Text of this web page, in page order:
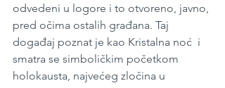
odvedeni u logore i to otvoreno, javno,
pred očima ostalih građana. Taj
događaj poznat je kao Kristalna noć  i
smatra se simboličkim početkom
holokausta, najvećeg zločina u